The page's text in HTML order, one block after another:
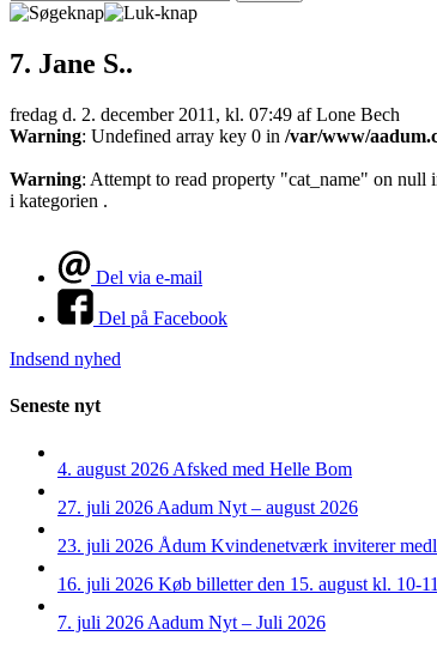
7. Jane S..
fredag d. 2. december 2011, kl. 07:49 af Lone Bech
Warning: Undefined array key 0 in /var/www/
Warning: Attempt to read property "cat_name" on null
i kategorien .
Del via e-mail
Del på Facebook
Indsend nyhed
Seneste nyt
4. august 2026 Afsked med Helle Bom
27. juli 2026 Aadum Nyt – august 2026
23. juli 2026 Ådum Kvindenetværk inviterer
16. juli 2026 Køb billetter den 15. august kl. 10-11
7. juli 2026 Aadum Nyt – Juli 2026